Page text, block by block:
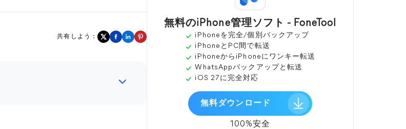
共有しよう：
無料のiPhone管理ソフト - FoneTool
iPhoneを完全/個別バックアップ
iPhoneとPC間で転送
iPhoneからiPhoneにワンキー転送
WhatsAppバックアップと転送
iOS 27に完全対応
無料ダウンロード
100%安全